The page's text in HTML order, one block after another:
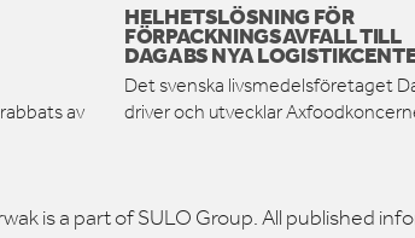
av
HELHETSLÖSNING FÖR
FÖRPACKNINGSAVFALL TILL
DAGABS NYA
Det svenska livsmedelsföretaget
driver och utvecklar
is a part of SULO Group. All published